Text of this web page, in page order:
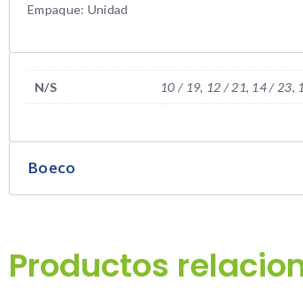
Empaque: Unidad
N/S 10 / 19, 12 / 21, 14 / 23,
Boeco
Productos